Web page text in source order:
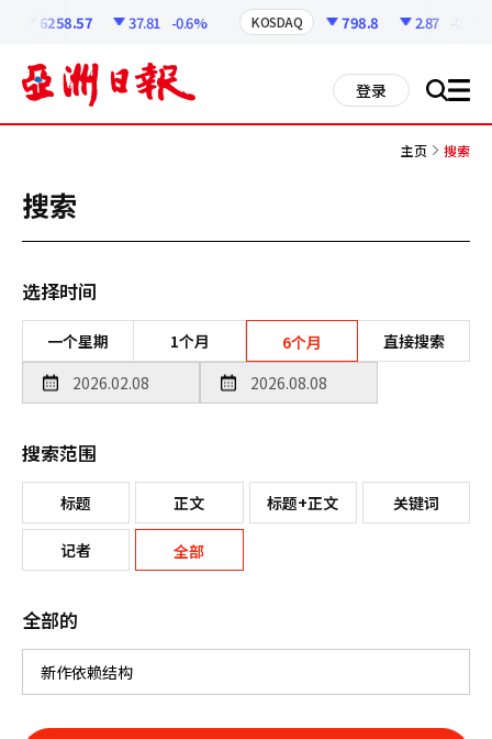
6258.57 37.81 -0.6% KOSDAQ 798.8 2.87 -0.36%
登录 搜 all
主页 搜索
搜索
选择时间
一个星期 1个月 6个月 直接搜索
搜索范围
标题 正文 标题+正文 关键词
记者 全部
全部的